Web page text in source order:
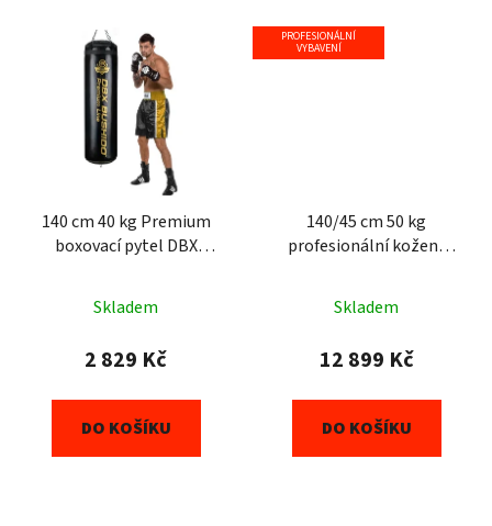
140 cm 40 kg Premium
boxovací pytel DBX
Skladem
2 829 Kč
DO KOŠÍKU
PROFESIONÁLNÍ
VYBAVENÍ
140/45 cm 50 kg
profesionální kožený
BUSHIDO Sovereign
Skladem
12 899 Kč
DO KOŠÍKU